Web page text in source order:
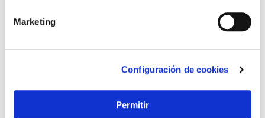
Marketing
Configuración de cookies
Permitir
Losdi